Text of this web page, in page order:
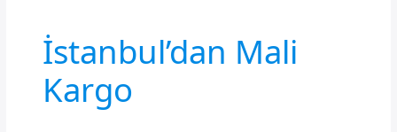
İstanbul’dan Mali
Kargo